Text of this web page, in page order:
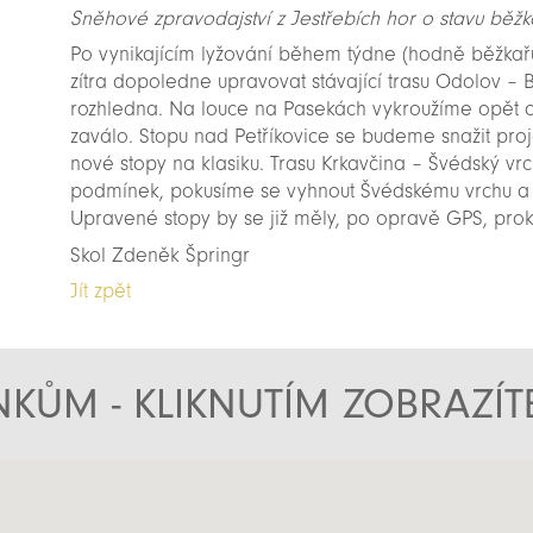
Sněhové zpravodajství z Jestřebích hor o stavu
Po vynikajícím lyžování během týdne (hodně
zítra dopoledne upravovat stávající trasu Odolov –
rozhledna. Na louce na Pasekách vykroužíme
zaválo. Stopu nad Petříkovice se budeme snažit
nové stopy na klasiku. Trasu Krkavčina – Švédský
podmínek, pokusíme se vyhnout Švédskému vrchu
Upravené stopy by se již měly, po opravě GPS,
Skol Zdeněk Špringr
Jít zpět
- KLIKNUTÍM